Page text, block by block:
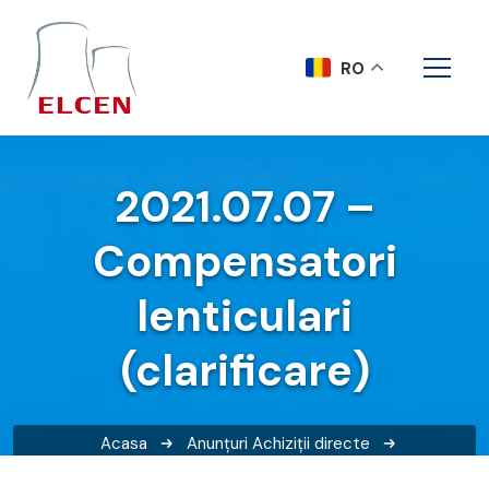
2021.07.07 –
Compensatori
lenticulari
(clarificare)
Acasa Anunțuri Achiziții directe
RO